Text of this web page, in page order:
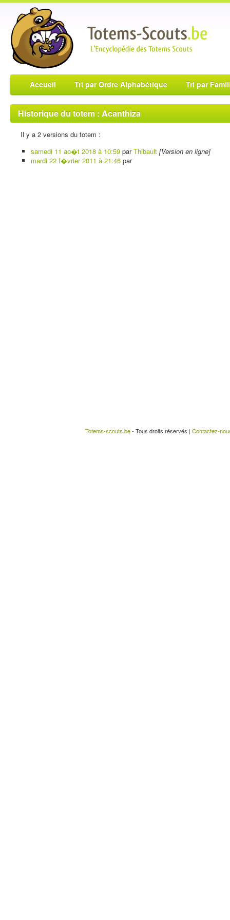
Accueil Tri par Ordre Alphabétique Tri par
Historique du totem : Acanthiza
Il y a 2 versions du totem :
samedi 11 ao�t 2018 à 10:59 parThibault [Version en ligne]
mardi 22 f�vrier 2011 à 21:46 par
Totems-scouts.be- Tous droits réservés | Contactez-